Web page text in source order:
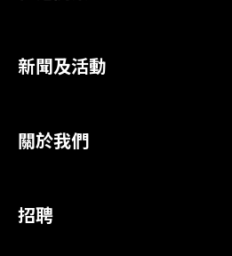
新聞及活動
關於我們
招聘